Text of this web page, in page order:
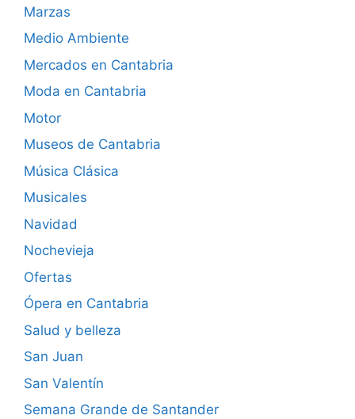
Marzas
Medio Ambiente
Mercados en Cantabria
Moda en Cantabria
Motor
Museos de Cantabria
Música Clásica
Musicales
Navidad
Nochevieja
Ofertas
Ópera en Cantabria
Salud y belleza
San Juan
San Valentín
Semana Grande de Santander